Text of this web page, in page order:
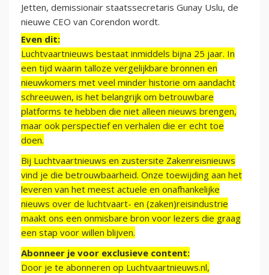
Jetten, demissionair staatssecretaris Gunay Uslu, de
nieuwe CEO van Corendon wordt.
Even dit:
Luchtvaartnieuws bestaat inmiddels bijna 25 jaar. In
een tijd waarin talloze vergelijkbare bronnen en
nieuwkomers met veel minder historie om aandacht
schreeuwen, is het belangrijk om betrouwbare
platforms te hebben die niet alleen nieuws brengen,
maar ook perspectief en verhalen die er echt toe
doen.
Bij Luchtvaartnieuws en zustersite Zakenreisnieuws
vind je die betrouwbaarheid. Onze toewijding aan het
leveren van het meest actuele en onafhankelijke
nieuws over de luchtvaart- en (zaken)reisindustrie
maakt ons een onmisbare bron voor lezers die graag
een stap voor willen blijven.
Abonneer je voor exclusieve content:
Door je te abonneren op Luchtvaartnieuws.nl,